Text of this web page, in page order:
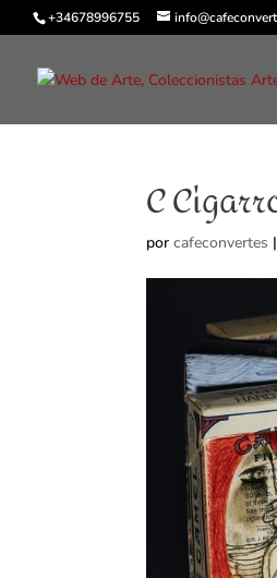
+34678996755
C
porcafeconvertes |